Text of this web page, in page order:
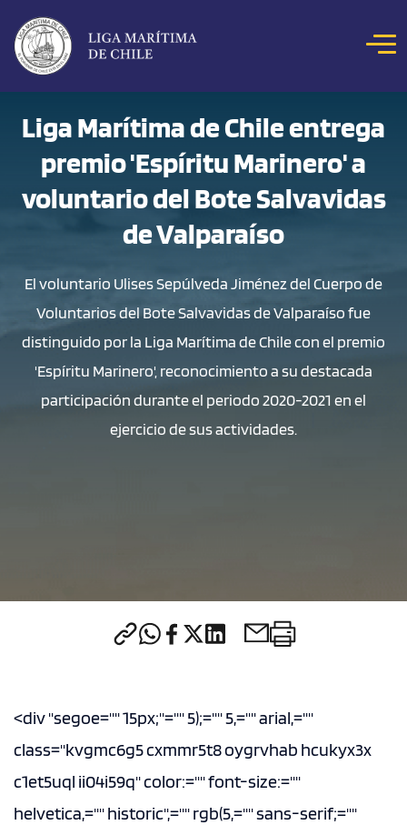
NOSOTROS
NOTICIAS
HITOS MARÍTIMOS
BIBLIOTECA DIGITAL
Liga Marítima de Chile entrega
premio 'Espíritu Marinero' a
voluntario del Bote Salvavidas
de Valparaíso
El voluntario Ulises Sepúlveda Jiménez del Cuerpo de
Voluntarios del Bote Salvavidas de Valparaíso fue
distinguido por la Liga Marítima de Chile con el premio
'Espíritu Marinero', reconocimiento a su destacada
participación durante el periodo 2020-2021 en el
ejercicio de sus actividades.
<div "segoe="" 15px;"="" 5);="" 5,="" arial,=""
class="kvgmc6g5 cxmmr5t8 oygrvhab hcukyx3x
c1et5uql ii04i59q" color:="" font-size:=""
helvetica,="" historic",="" rgb(5,="" sans-serif;=""